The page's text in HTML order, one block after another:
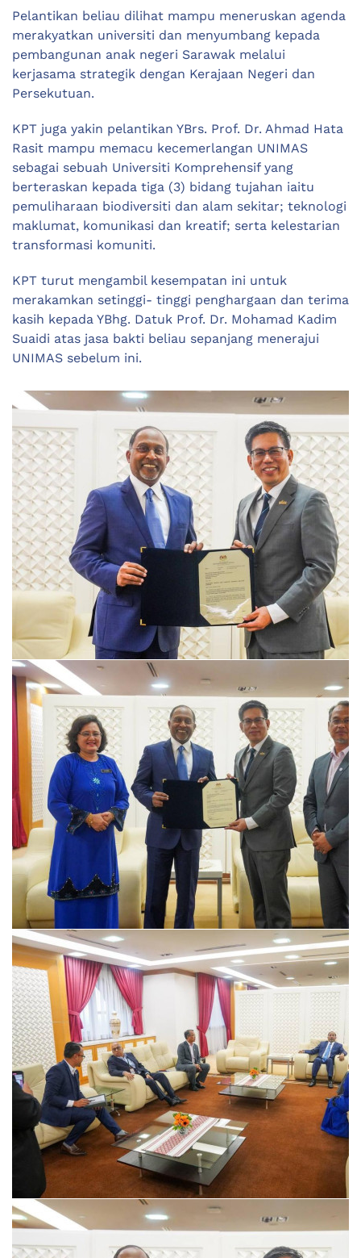
Pelantikan beliau dilihat mampu meneruskan agenda
merakyatkan universiti dan menyumbang kepada
pembangunan anak negeri Sarawak melalui
kerjasama strategik dengan Kerajaan Negeri dan
Persekutuan.
KPT juga yakin pelantikan YBrs. Prof. Dr. Ahmad Hata
Rasit mampu memacu kecemerlangan UNIMAS
sebagai sebuah Universiti Komprehensif yang
berteraskan kepada tiga (3) bidang tujahan iaitu
pemuliharaan biodiversiti dan alam sekitar; teknologi
maklumat, komunikasi dan kreatif; serta kelestarian
transformasi komuniti.
KPT turut mengambil kesempatan ini untuk
merakamkan setinggi- tinggi penghargaan dan terima
kasih kepada YBhg. Datuk Prof. Dr. Mohamad Kadim
Suaidi atas jasa bakti beliau sepanjang menerajui
UNIMAS sebelum ini.